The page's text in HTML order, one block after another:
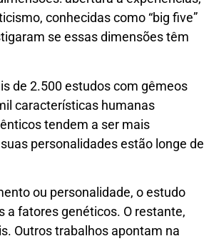
conhecidas como “big five”
se essas dimensões têm
de 2.500 estudos com gêmeos
características humanas
tendem a ser mais
personalidades estão longe de
ou personalidade, o estudo
a fatores genéticos. O restante,
Outros trabalhos apontam na